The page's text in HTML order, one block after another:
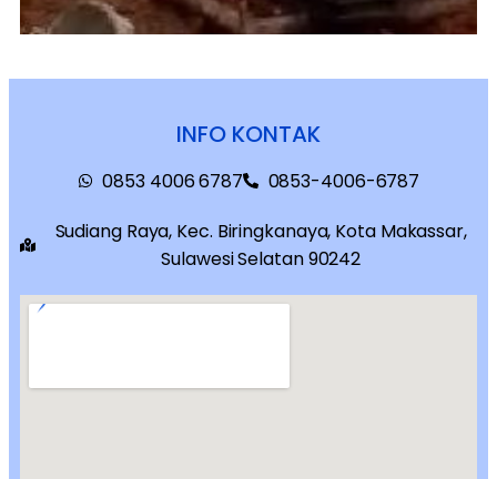
INFO KONTAK
0853 4006 6787
0853-4006-6787
Sudiang Raya, Kec. Biringkanaya, Kota Makassar,
Sulawesi Selatan 90242